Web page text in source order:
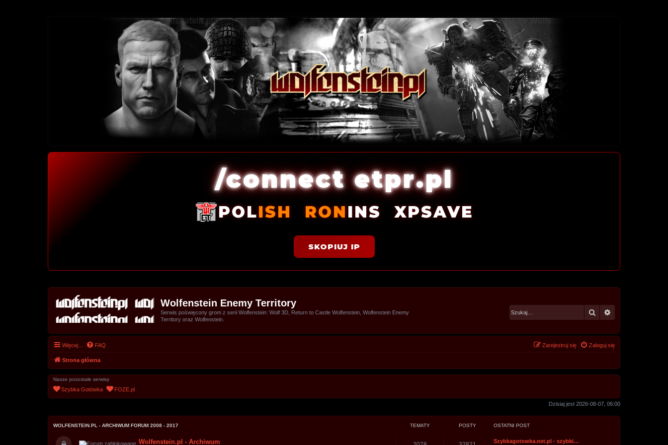
/connect etpr.pl
POLISH RONINS XPSAVE
SKOPIUJ IP
Wolfenstein Enemy Territory
Serwis poświęcony grom z serii Wolfenstein: Wolf 3D, Return to Castle Wolfenstein, Wolfenstein Enemy
Territory oraz Wolfenstein.
Szukaj
Więcej… FAQ Zaloguj się
Zarejestruj się
Strona główna
Nasze pozostałe serwisy
Szybka Gotówka FOZE.pl
Dzisiaj jest 2026-08-07, 06:00
WOLFENSTEIN.PL - ARCHIWUM FORUM 2008 - 2017 TEMATY POSTY OSTATNI POST
Wolfenstein.pl - Archiwum
Szybkagotowka.net.pl - szybki…